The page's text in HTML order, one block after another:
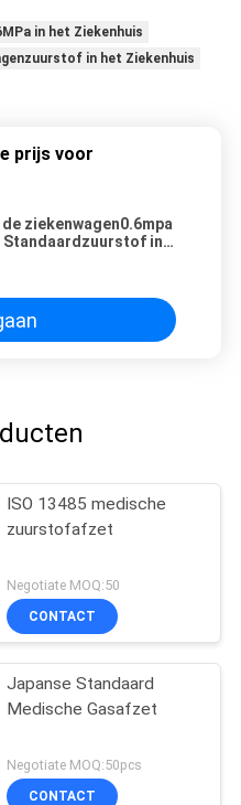
in het Ziekenhuis
in het Ziekenhuis
prijs voor
ziekenwagen0.6mpa
Standaardzuurstof in
ISO 13485 medische
zuurstofafzet
Negotiate MOQ:50
CONTACT
Japanse Standaard
Medische Gasafzet
Negotiate MOQ:50pcs
CONTACT